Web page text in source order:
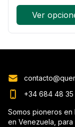
Ver
+34 684 48
Somos pioneros en
en Venezuela,